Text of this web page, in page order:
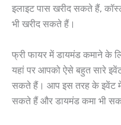
इलाइट पास खरीद सकते हैं,
भी खरीद सकते हैं।
फ्री फायर में डायमंड कमाने के
यहां पर आपको ऐसे बहुत सारे
सकते हैं। आप इस तरह के इवेंट में
सकते हैं और डायमंड कमा भी